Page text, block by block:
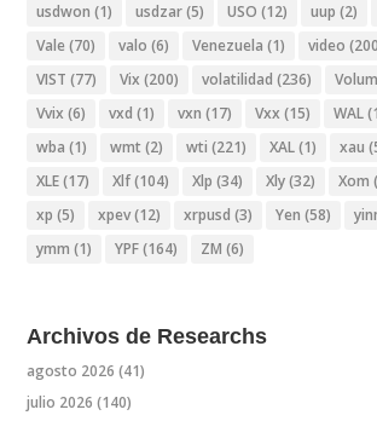
usdwon (1) usdzar(5) USO (12) uup (2)
Vale (70) valo (6) Venezuela (1) video
VIST (77) Vix (200) volatilidad (236)
Vvix (6) vxd (1) vxn (17) Vxx (15) WAL
wba (1) wmt (2) wti (221) XAL(1) xau
XLE(17) Xlf(104) Xlp (34) Xly(32) Xom
xp (5) xpev(12) xrpusd (3) Yen (58)
ymm (1) YPF(164) ZM (6)
Archivos de Researchs
agosto 2026 (41)
julio 2026 (140)